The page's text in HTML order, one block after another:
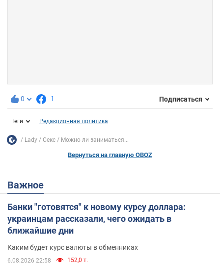
0 1 Подписаться
Теги Редакционная политика
Lady Секс Можно ли заниматься...
Вернуться на главную OBOZ
Важное
Банки "готовятся" к новому курсу доллара:
украинцам рассказали, чего ожидать в
ближайшие дни
Каким будет курс валюты в обменниках
6.08.2026 22:58 152,0 т.